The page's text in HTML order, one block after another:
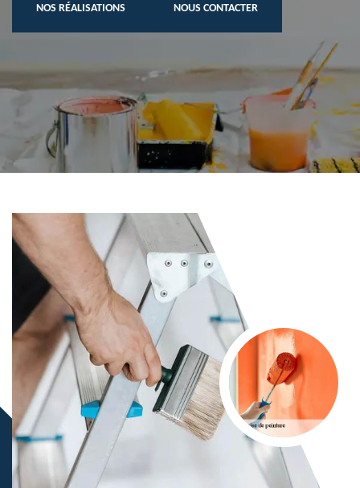
NOS RÉALISATIONS NOUS CONTACTER